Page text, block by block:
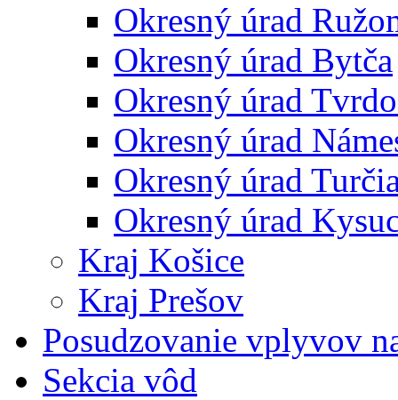
Okresný úrad
Okresný úrad Bytča
Okresný úrad
Okresný úrad
Okresný úrad
Okresný úrad
Kraj Košice
Kraj Prešov
Posudzovanie vplyvov
Sekcia vôd